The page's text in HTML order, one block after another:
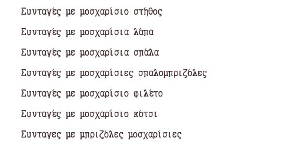
Συνταγές με μοσχαρίσιο στήθος
Συνταγές με μοσχαρίσια λάπα
Συνταγές με μοσχαρίσια σπάλα
Συνταγές με μοσχαρίσιες σπαλομπριζόλες
Συνταγές με μοσχαρίσιο φιλέτο
Συνταγές με μοσχαρίσιο κότσι
Συνταγες με μπριζόλες μοσχαρίσιες